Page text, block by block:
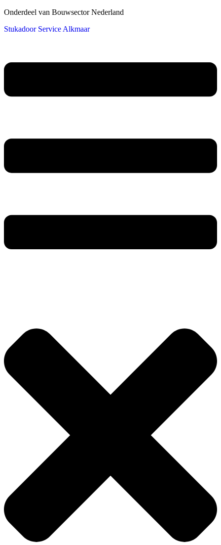
Onderdeel van Bouwsector Nederland
Stukadoor Service Alkmaar